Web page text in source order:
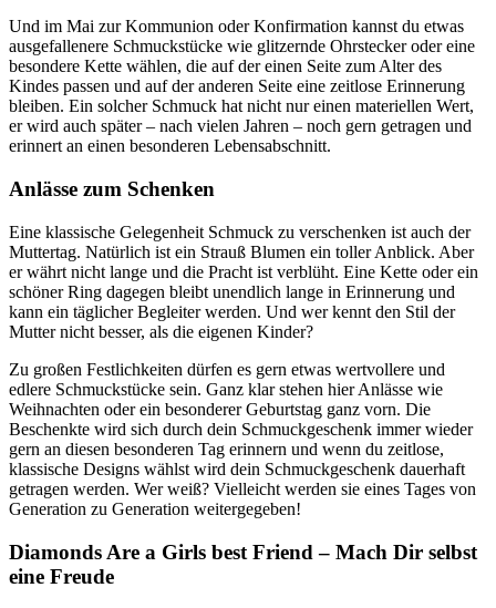
Und im Mai zur Kommunion oder Konfirmation kannst du etwas
ausgefallenere Schmuckstücke wie glitzernde Ohrstecker oder eine
besondere Kette wählen, die auf der einen Seite zum Alter des
Kindes passen und auf der anderen Seite eine zeitlose Erinnerung
bleiben. Ein solcher Schmuck hat nicht nur einen materiellen Wert,
er wird auch später – nach vielen Jahren – noch gern getragen und
erinnert an einen besonderen Lebensabschnitt.
Anlässe zum Schenken
Eine klassische Gelegenheit Schmuck zu verschenken ist auch der
Muttertag. Natürlich ist ein Strauß Blumen ein toller Anblick. Aber
er währt nicht lange und die Pracht ist verblüht. Eine Kette oder ein
schöner Ring dagegen bleibt unendlich lange in Erinnerung und
kann ein täglicher Begleiter werden. Und wer kennt den Stil der
Mutter nicht besser, als die eigenen Kinder?
Zu großen Festlichkeiten dürfen es gern etwas wertvollere und
edlere Schmuckstücke sein. Ganz klar stehen hier Anlässe wie
Weihnachten oder ein besonderer Geburtstag ganz vorn. Die
Beschenkte wird sich durch dein Schmuckgeschenk immer wieder
gern an diesen besonderen Tag erinnern und wenn du zeitlose,
klassische Designs wählst wird dein Schmuckgeschenk dauerhaft
getragen werden. Wer weiß? Vielleicht werden sie eines Tages von
Generation zu Generation weitergegeben!
Diamonds Are a Girls best Friend – Mach Dir selbst
eine Freude